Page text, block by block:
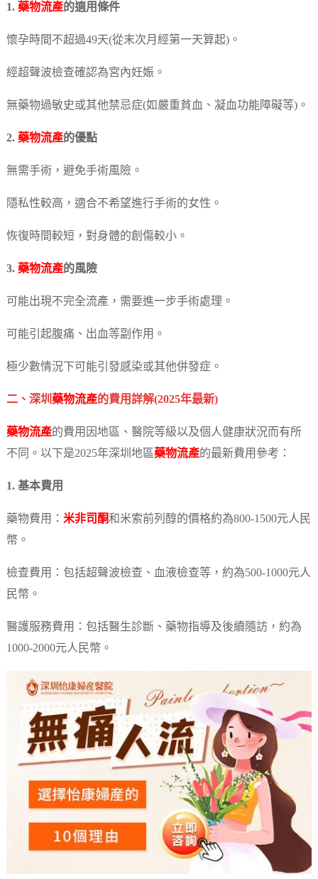
1. 藥物流產的適用條件
懷孕時間不超過49天(從末次月經第一天算起)。
經超聲波檢查確認為宮內妊娠。
無藥物過敏史或其他禁忌症(如嚴重貧血、凝血功能障礙等)。
2. 藥物流產的優點
無需手術，避免手術風險。
隱私性較高，適合不希望進行手術的女性。
恢復時間較短，對身體的創傷較小。
3. 藥物流產的風險
可能出現不完全流產，需要進一步手術處理。
可能引起腹痛、出血等副作用。
極少數情況下可能引發感染或其他併發症。
二、深圳 藥物流產的費用詳解(2025年最新)
藥物流產的費用因地區、醫院等級以及個人健康狀況而有所
不同。以下是2025年深圳地區藥物流產的最新費用參考：
1. 基本費用
藥物費用： 米非司酮和米索前列醇的價格約為800-1500元人民
幣。
檢查費用：包括超聲波檢查、血液檢查等，約為500-1000元人
民幣。
醫護服務費用：包括醫生診斷、藥物指導及後續隨訪，約為
1000-2000元人民幣。